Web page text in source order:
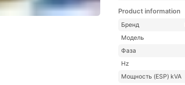
Product information
Бренд
Модель
Фаза
Hz
Мощность (ESP) kVA